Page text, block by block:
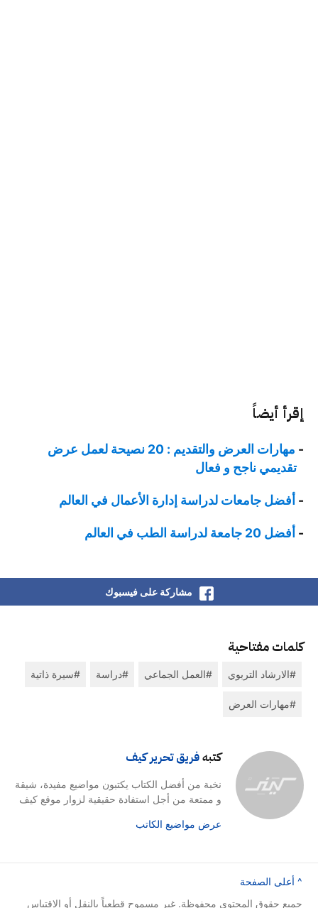
إقرأ أيضاً
مهارات العرض والتقديم : 20 نصيحة لعمل عرض
تقديمي ناجح و فعال
أفضل جامعات لدراسة إدارة الأعمال في العالم
أفضل 20 جامعة لدراسة الطب في العالم
مشاركة على فيسبوك
كلمات مفتاحية
الارشاد التربوي العمل الجماعي دراسة سيرة ذاتية
مهارات العرض
كتبهفريق تحرير كيف
نخبة من أفضل الكتاب يكتبون مواضيع مفيدة، شيقة
و ممتعة من أجل استفادة حقيقية لزوار موقع كيف
عرض مواضيع الكاتب
^ أعلى الصفحة
جميع حقوق المحتوى محفوظة. غير مسموح قطعياً بالنقل أو الإقتباس